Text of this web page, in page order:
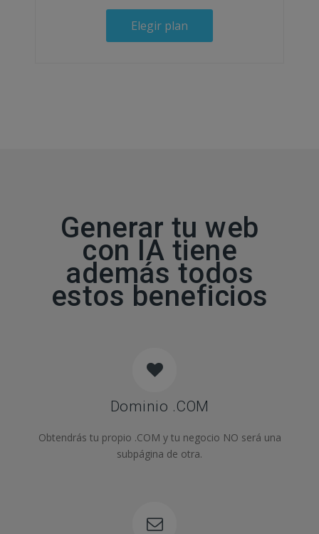
Elegir plan
Generar tu web
con IA tiene
además todos
estos beneficios
Dominio .COM
Obtendrás tu propio .COM y tu negocio NO será una
subpágina de otra.